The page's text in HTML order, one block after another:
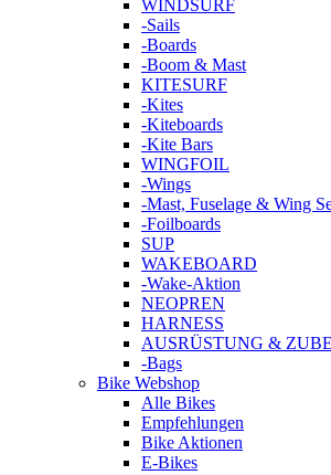
WINDSURF
-Sails
-Boards
-Boom & Mast
KITESURF
-Kites
-Kiteboards
-Kite Bars
WINGFOIL
-Wings
-Mast, Fuselage & Wing
-Foilboards
SUP
WAKEBOARD
-Wake-Aktion
NEOPREN
HARNESS
AUSRÜSTUNG &
-Bags
Bike Webshop
Alle Bikes
Empfehlungen
Bike Aktionen
E-Bikes